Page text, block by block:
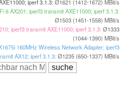
iperf 3.1.3: Ø1621 (1412-1672) MBit/s
6 AX201; iperf3 transmit AXE11000; iperf 3.1.3:
Ø1503 (1451-1558) MBit/s
iperf3 transmit AXE11000; iperf 3.1.3: Ø1333
(1044-1390) MBit/s
160MHz Wireless Network Adapter; iperf3
AX12; iperf 3.1.3: Ø1235 (650-1337) MBit/s